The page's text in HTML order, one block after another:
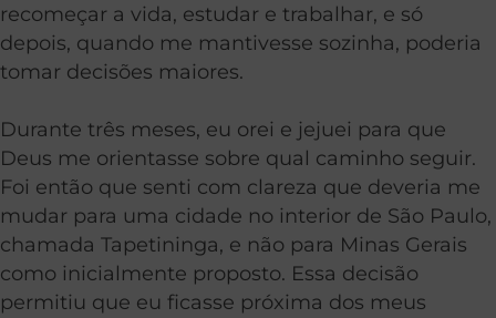
recomeçar a vida, estudar e trabalhar, e só
depois, quando me mantivesse sozinha, poderia
tomar decisões maiores.
Durante três meses, eu orei e jejuei para que
Deus me orientasse sobre qual caminho seguir.
Foi então que senti com clareza que deveria me
mudar para uma cidade no interior de São Paulo,
chamada Tapetininga, e não para Minas Gerais
como inicialmente proposto. Essa decisão
permitiu que eu ficasse próxima dos meus